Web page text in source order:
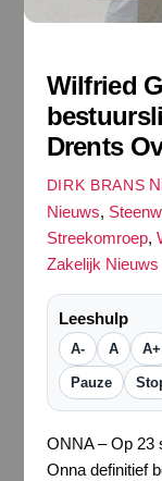
Wilfried
Drents
DIRK BRANS
Nieuws,
Streekomroep,
Zakelijk Nieuws
Leeshulp
A- A A+
Pauze
ONNA – Op 23
Onna definitief